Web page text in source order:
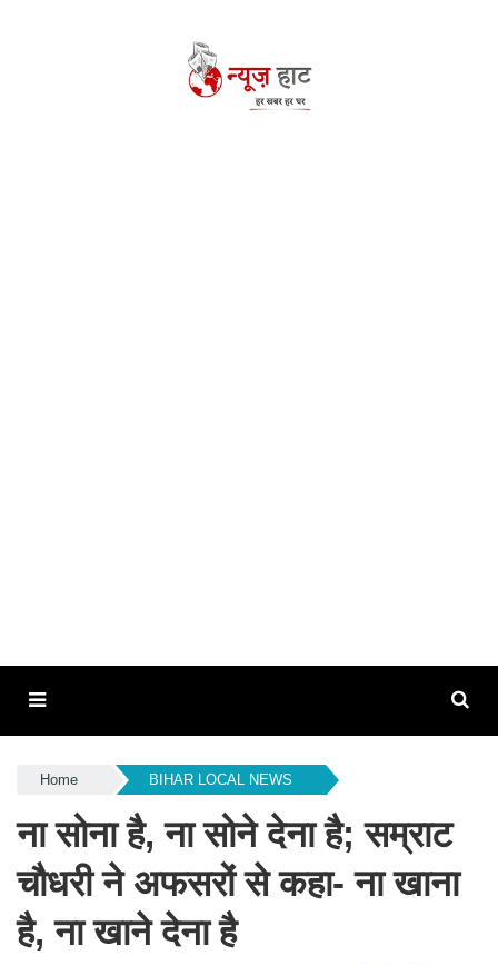
Home BIHAR LOCAL NEWS
ना सोना है, ना सोने देना है; सम्राट
चौधरी ने अफसरों से कहा- ना खाना
है, ना खाने देना है